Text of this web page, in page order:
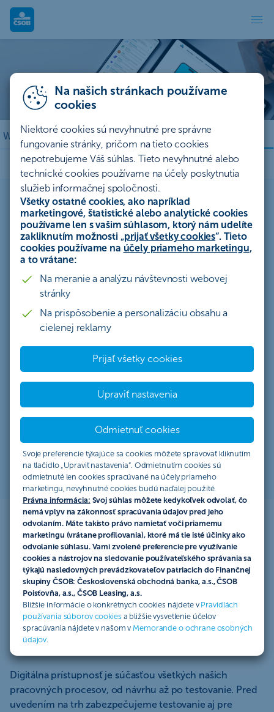
Na našich stránkach používame
cookies
Niektoré cookies sú nevyhnutné pre správne
fungovanie stránky, pričom na tieto cookies
nepotrebujeme Váš súhlas. Tieto nevyhnutné alebo
technické cookies používame na účely poskytnutia
služieb informačnej spoločnosti.
Všetky ostatné cookies, ako napríklad
marketingové, štatistické alebo analytické cookies
používame len s vašim súhlasom, ktorý nám udelíte
zakliknutím možnosti „prijať všetky cookies“. Tieto
cookies používame na účely priameho marketingu,
a to vrátane:
Na meranie a analýzu návštevnosti webovej
stránky
Na prispôsobenie a personalizáciu obsahu a
cielenej reklamy
Prijať všetky cookies
Upraviť nastavenia
Odmietnuť cookies
Svoje preferencie týkajúce sa cookies môžete spravovať kliknutím
na tlačidlo „Upraviť nastavenia“. Odmietnutím cookies sú
odmietnuté len cookies spracúvané na účely priameho
marketingu, nevyhnutné cookies budú naďalej použité.
Právna informácia: Svoj súhlas môžete kedykoľvek odvolať, čo
nemá vplyv na zákonnosť spracúvania údajov pred jeho
odvolaním. Máte takisto právo namietať voči priamemu
marketingu (vrátane profilovania), ktoré má tie isté účinky ako
odvolanie súhlasu. Vami zvolené preferencie pre využívanie
cookies a nástrojov na sledovanie používateľského správania sa
týkajú nasledovných prevádzkovateľov patriacich do Finančnej
skupiny ČSOB: Československá obchodná banka, a.s., ČSOB
Poisťovňa, a.s., ČSOB Leasing, a.s.
Bližšie informácie o konkrétnych cookies nájdete v Pravidlách
používania súborov cookies a bližšie vysvetlenie účelov
spracúvania nájdete v našom v Memorande o ochrane osobných
údajov.
Prístupnosť pre každého
Záleží nám na tom, aby bolo bankovníctvo a poisťovníctvo
dostupné pre všetkých, bez ohľadu na individuálne potreby a
zdravotné obmedzenia.
Webové stránky Elektronické dokumenty
Prístupnosť našich služieb
Naše služby sprístupňujeme tak, aby mohol byť každý
klient obslúžený v pobočke, prostredníctvom
kontaktného centra alebo digitálnych kanálov.
Záleží nám na čo najlepšej používateľskej skúsenosti
klientov. Aktívne počúvame ich názory a pravidelne
nevidiacich a slabozrakých Slovenska.
Detailné informácie o prístupnosti finančných služieb
pre osoby so zdravotným postihnutím nájdete vo
Prečítať vyhlásenie
Digitálna prístupnosť
V digitálnych kanáloch dodržiavame Smernice pre
prístupnosť webového obsahu vydané organizáciou
W3C (WCAG – Web Content Accessibility Guidelines 2.2)
na úrovní AA, ktoré tvoria medzinárodné štandardy pre
digitálnu prístupnosť a sú súčasťou Európskeho aktu o
prístupnosti (EEA – European Accessibility Act).
Digitálna prístupnosť je súčasťou všetkých našich
pracovných procesov, od návrhu až po testovanie. Pred
uvedením na trh zabezpečujeme testovanie aj pre